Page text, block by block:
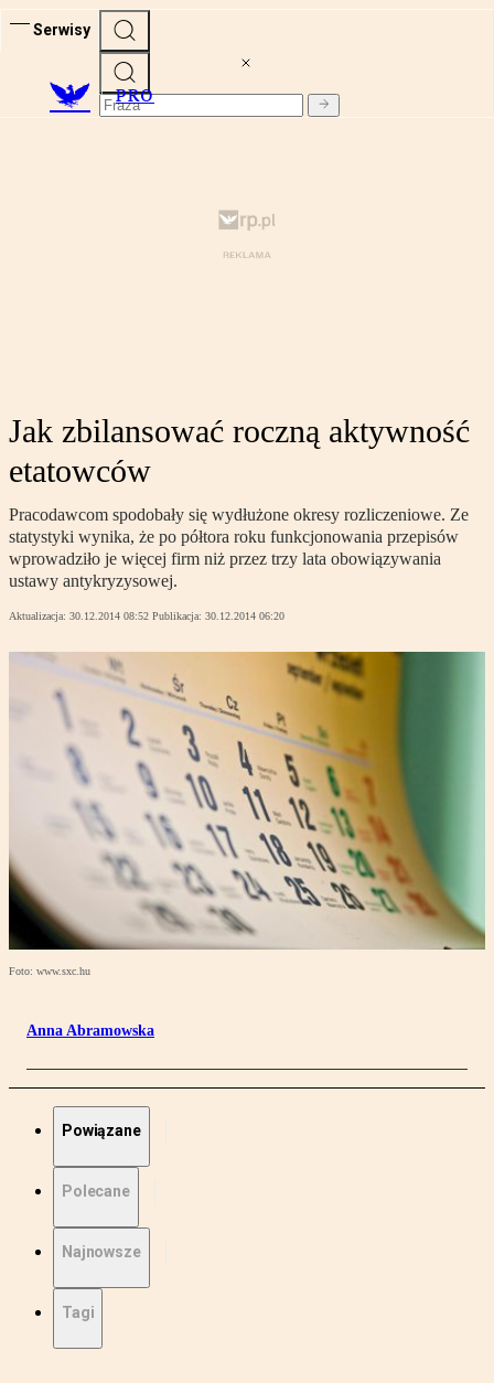
Serwisy
PRO
Jak zbilansować roczną aktywność
etatowców
Pracodawcom spodobały się wydłużone okresy rozliczeniowe. Ze
statystyki wynika, że po półtora roku funkcjonowania przepisów
wprowadziło je więcej firm niż przez trzy lata obowiązywania
ustawy antykryzysowej.
Aktualizacja: 30.12.2014 08:52 Publikacja: 30.12.2014 06:20
Foto: www.sxc.hu
Anna Abramowska
Powiązane
Polecane
Najnowsze
Tagi